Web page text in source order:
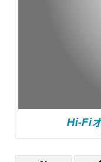
Hi-Fi